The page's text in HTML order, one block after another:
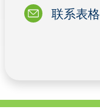
联系表格